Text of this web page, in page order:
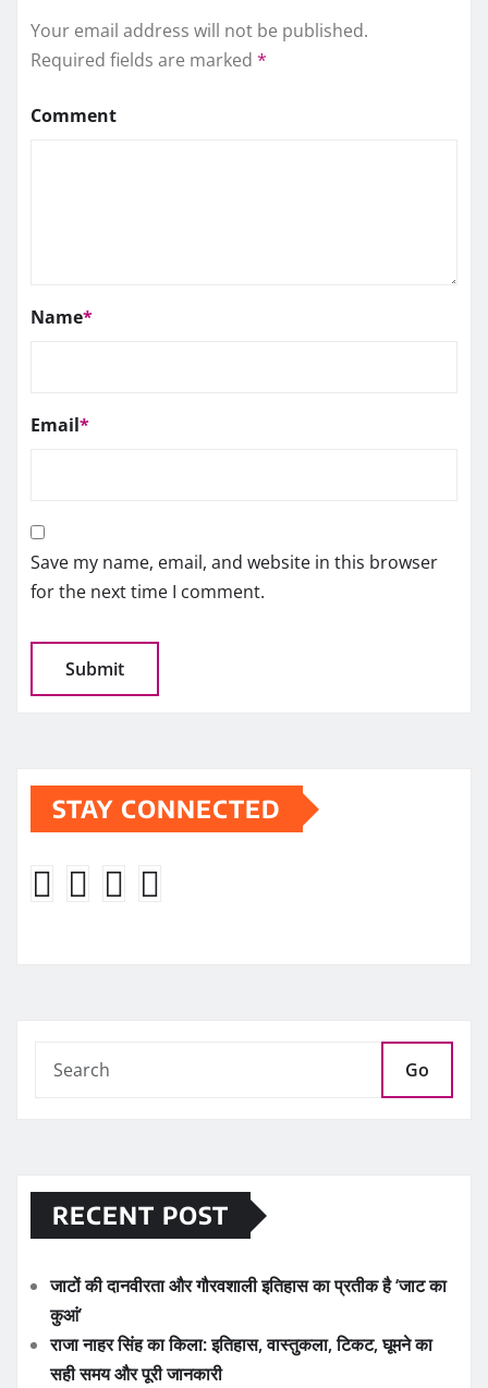
Your email address will not be published.
Required fields are marked *
Comment
Name*
Email*
Save my name, email, and website in this browser
for the next time I comment.
STAY CONNECTED
Go
RECENT POST
जाटों की दानवीरता और गौरवशाली इतिहास का प्रतीक है ‘जाट का
कुआं’
राजा नाहर सिंह का किला: इतिहास, वास्तुकला, टिकट, घूमने का
सही समय और पूरी जानकारी